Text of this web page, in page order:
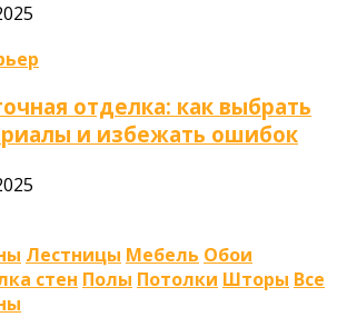
отделка: как выбрать
и избежать ошибок
Лестницы Мебель Обои
стен Полы Потолки Шторы Все